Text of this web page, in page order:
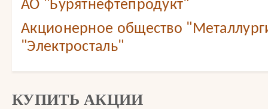
АО "Бурятнефтепродукт"
Акционерное общество
"Электросталь"
КУПИТЬ АКЦИИ